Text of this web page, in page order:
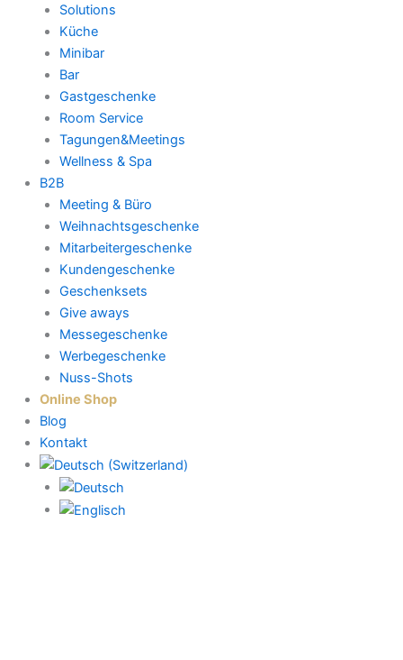
Solutions
Küche
Minibar
Bar
Gastgeschenke
Room Service
Tagungen&Meetings
Wellness & Spa
B2B
Meeting & Büro
Weihnachtsgeschenke
Mitarbeitergeschenke
Kundengeschenke
Geschenksets
Give aways
Messegeschenke
Werbegeschenke
Nuss-Shots
Online Shop
Blog
Kontakt